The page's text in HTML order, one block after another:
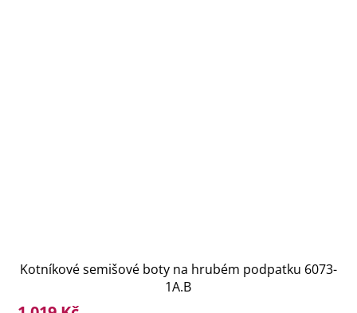
Kotníkové semišové boty na hrubém podpatku 6073-
1A.B